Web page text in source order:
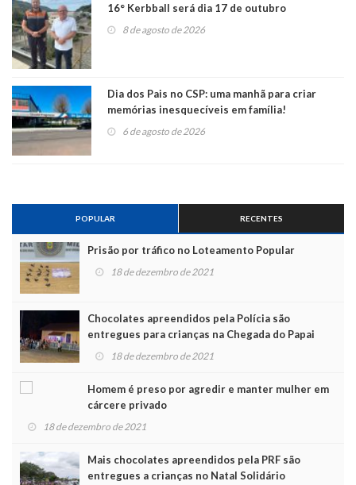
16° Kerbball será dia 17 de outubro
8 de agosto de 2026
Dia dos Pais no CSP: uma manhã para criar
memórias inesquecíveis em família!
6 de agosto de 2026
POPULAR RECENTES
Prisão por tráfico no Loteamento Popular
18 de dezembro de 2021
Chocolates apreendidos pela Polícia são
entregues para crianças na Chegada do Papai
Noel 18 de dezembro de 2021
Homem é preso por agredir e manter mulher em
cárcere privado
18 de dezembro de 2021
Mais chocolates apreendidos pela PRF são
entregues a crianças no Natal Solidário